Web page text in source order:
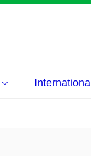
International